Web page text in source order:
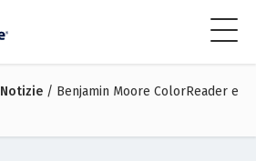
Notizie / Benjamin Moore ColorReader e